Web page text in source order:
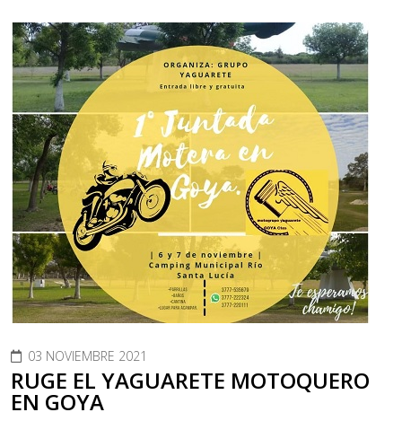
03 NOVIEMBRE 2021
RUGE EL YAGUARETE MOTOQUERO
EN GOYA